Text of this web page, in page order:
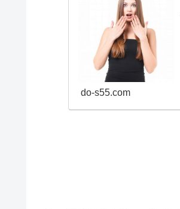
do-s55.com